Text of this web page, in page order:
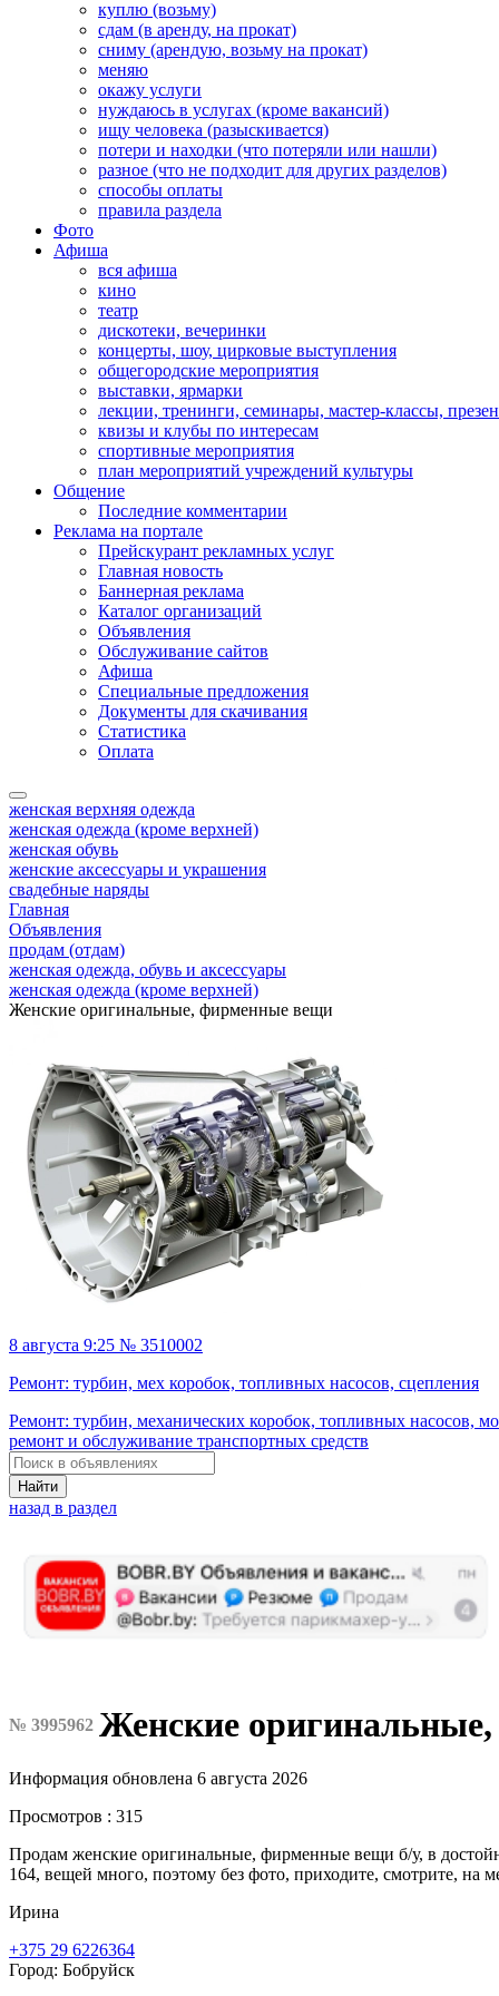
куплю (возьму)
сдам (в аренду, на прокат)
сниму (арендую, возьму на прокат)
меняю
окажу услуги
нуждаюсь в услугах (кроме вакансий)
ищу человека (разыскивается)
потери и находки (что потеряли или нашли)
разное (что не подходит для других разделов)
способы оплаты
правила раздела
Фото
Афиша
вся афиша
кино
театр
дискотеки, вечеринки
концерты, шоу, цирковые выступления
общегородские мероприятия
выставки, ярмарки
лекции, тренинги, семинары, мастер-классы,
квизы и клубы по интересам
спортивные мероприятия
план мероприятий учреждений культуры
Общение
Последние комментарии
Реклама на портале
Прейскурант рекламных услуг
Главная новость
Баннерная реклама
Каталог организаций
Объявления
Обслуживание сайтов
Афиша
Специальные предложения
Документы для скачивания
Статистика
Оплата
женская верхняя одежда
женская одежда (кроме верхней)
женская обувь
женские аксессуары и украшения
свадебные наряды
Главная
Объявления
продам (отдам)
женская одежда, обувь и аксессуары
женская одежда (кроме верхней)
Женские оригинальные, фирменные вещи
8 августа 9:25 № 3510002
Ремонт: турбин, мех коробок, топливных насосов, сцепления
Ремонт: турбин, механических коробок, топливных насосов,
ремонт и обслуживание транспортных средств
Найти
назад в раздел
№ 3995962 Женские
Информация обновлена 6 августа 2026
Просмотров : 315
Продам женские оригинальные, фирменные вещи б/у, в
164, вещей много, поэтому без фото, приходите, смотрите, на
Ирина
+375 29 6226364
Город: Бобруйск